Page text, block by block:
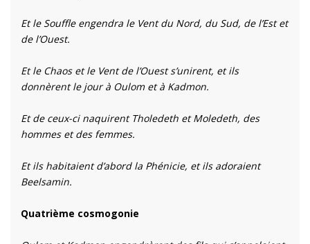
Et le Souffle engendra le Vent du Nord, du Sud, de l’Est et
de l’Ouest.
Et le Chaos et le Vent de l’Ouest s’unirent, et ils
donnèrent le jour à Oulom et à Kadmon.
Et de ceux-ci naquirent Tholedeth et Moledeth, des
hommes et des femmes.
Et ils habitaient d’abord la Phénicie, et ils adoraient
Beelsamin.
Quatrième cosmogonie